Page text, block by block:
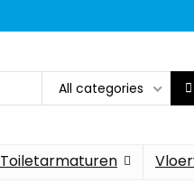
All categories
Toiletarmaturen